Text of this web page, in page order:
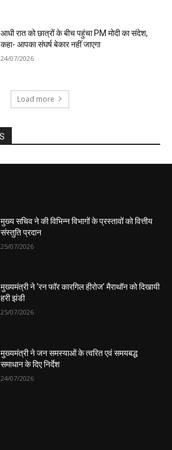
मुख्य सचिव ने की विभिन्न विभागों के प्रस्तावों को वित्तीय
संस्तुति प्रदान
25/07/2026
मुख्यमंत्री ने ‘रन फॉर कारगिल हीरोज’ मैराथॉन को दिखायी
हरी झंडी
25/07/2026
मुख्यमंत्री ने जन समस्याओं के त्वरित एवं समयबद्ध
समाधान के दिए निर्देश
24/07/2026